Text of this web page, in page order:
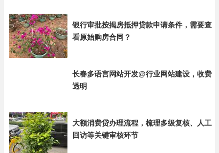
银行审批按揭房抵押贷款申请条件，需要查
看原始购房合同？
长春多语言网站开发@行业网站建设，收费
透明
大额消费贷办理流程，梳理多级复核、人工
回访等关键审核环节